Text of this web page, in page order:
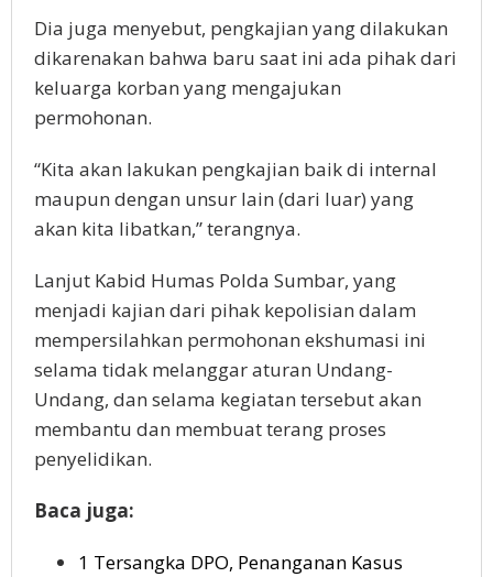
Dia juga menyebut, pengkajian yang dilakukan
dikarenakan bahwa baru saat ini ada pihak dari
keluarga korban yang mengajukan
permohonan.
“Kita akan lakukan pengkajian baik di internal
maupun dengan unsur lain (dari luar) yang
akan kita libatkan,” terangnya.
Lanjut Kabid Humas Polda Sumbar, yang
menjadi kajian dari pihak kepolisian dalam
mempersilahkan permohonan ekshumasi ini
selama tidak melanggar aturan Undang-
Undang, dan selama kegiatan tersebut akan
membantu dan membuat terang proses
penyelidikan.
Baca juga:
1 Tersangka DPO, Penanganan Kasus